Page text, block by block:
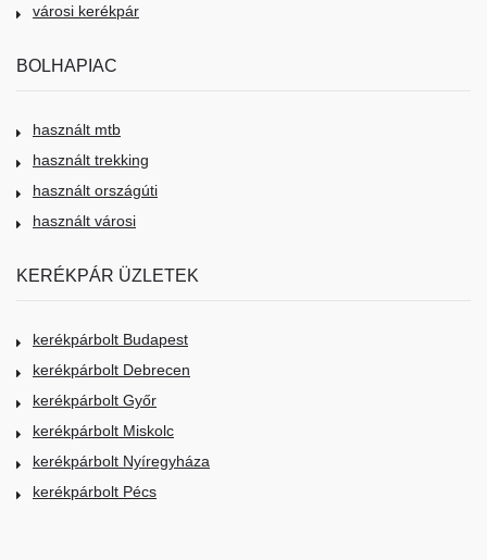
városi kerékpár
BOLHAPIAC
használt mtb
használt trekking
használt országúti
használt városi
KERÉKPÁR ÜZLETEK
kerékpárbolt Budapest
kerékpárbolt Debrecen
kerékpárbolt Győr
kerékpárbolt Miskolc
kerékpárbolt Nyíregyháza
kerékpárbolt Pécs